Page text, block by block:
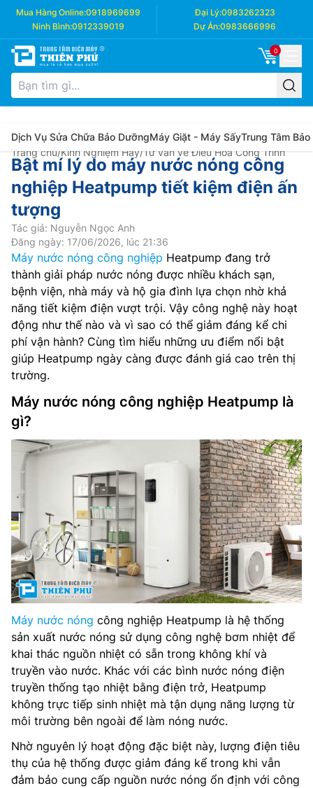
Mua Hàng Online:0918969699 Đại Lý:0983262323
Ninh Bình:0912339019 Dự Án:0983666996
0
Dịch Vụ Sửa Chữa Bảo DưỡngMáy Giặt - Máy SấyTrung Tâm Bảo
Trang chủ/Kinh Nghiệm Hay/Tư vấn về Điều Hòa Công Trình
Bật mí lý do máy nước nóng công
nghiệp Heatpump tiết kiệm điện ấn
tượng
Tác giả: Nguyễn Ngọc Anh
Đăng ngày: 17/06/2026, lúc 21:36
Máy nước nóng công nghiệp Heatpump đang trở
thành giải pháp nước nóng được nhiều khách sạn,
bệnh viện, nhà máy và hộ gia đình lựa chọn nhờ khả
năng tiết kiệm điện vượt trội. Vậy công nghệ này hoạt
động như thế nào và vì sao có thể giảm đáng kể chi
phí vận hành? Cùng tìm hiểu những ưu điểm nổi bật
giúp Heatpump ngày càng được đánh giá cao trên thị
trường.
Máy nước nóng công nghiệp Heatpump là
gì?
Máy nước nóng công nghiệp Heatpump là hệ thống
sản xuất nước nóng sử dụng công nghệ bơm nhiệt để
khai thác nguồn nhiệt có sẵn trong không khí và
truyền vào nước. Khác với các bình nước nóng điện
truyền thống tạo nhiệt bằng điện trở, Heatpump
không trực tiếp sinh nhiệt mà tận dụng năng lượng từ
môi trường bên ngoài để làm nóng nước.
Nhờ nguyên lý hoạt động đặc biệt này, lượng điện tiêu
thụ của hệ thống được giảm đáng kể trong khi vẫn
đảm bảo cung cấp nguồn nước nóng ổn định với công